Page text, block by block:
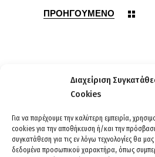
Διαχείριση
Cookies
Για να παρέχουμε την καλύτερη εμπειρία,
cookies για την αποθήκευση ή/και την
συγκατάθεση για τις εν λόγω τεχνολογίες θα
δεδομένα προσωπικού χαρακτήρα, όπως
ΠΡΟΗΓΟΥΜΕΝΟ